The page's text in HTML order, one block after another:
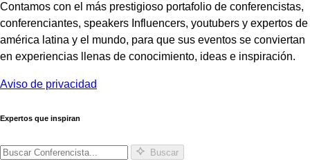
Contamos con el más prestigioso portafolio de conferencistas,
conferenciantes, speakers Influencers, youtubers y expertos de
américa latina y el mundo, para que sus eventos se conviertan
en experiencias llenas de conocimiento, ideas e inspiración.
Aviso de privacidad
Expertos que inspiran
Buscar